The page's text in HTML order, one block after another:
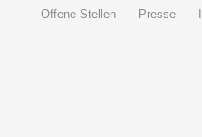
Offene Stellen Presse